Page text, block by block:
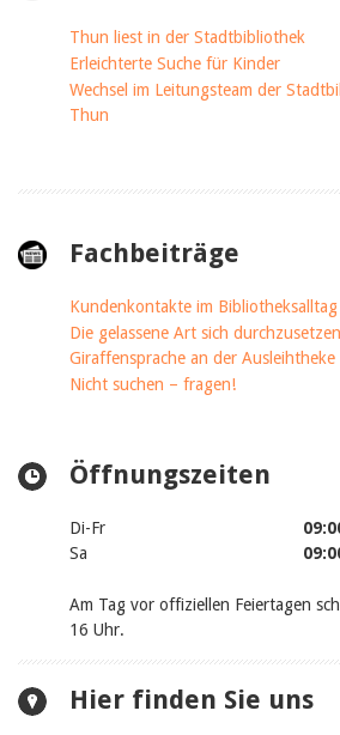
Thun liest in der Stadtbibliothek
Erleichterte Suche für Kinder
Wechsel im Leitungsteam der
Thun
Fachbeiträge
Kundenkontakte im Bibliotheksalltag
Die gelassene Art sich
Giraffensprache an der Ausleihtheke
Nicht suchen – fragen!
Öffnungszeiten
Di-Fr
Sa
Am Tag vor offiziellen Feiertagen
16 Uhr.
Hier finden Sie uns